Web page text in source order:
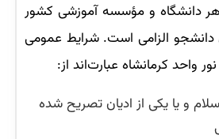
دانشگاه و مؤسسه آموزشی کشور
دانشجو الزامی است. شرایط عمومی
واحد کرمانشاه عبارت‌اند از:
و یا یکی از ادیان تصریح شده